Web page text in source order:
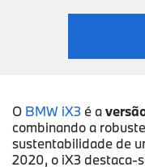
O BMW iX3 é a
combinando a
sustentabilidade de
2020, o iX3 destaca-